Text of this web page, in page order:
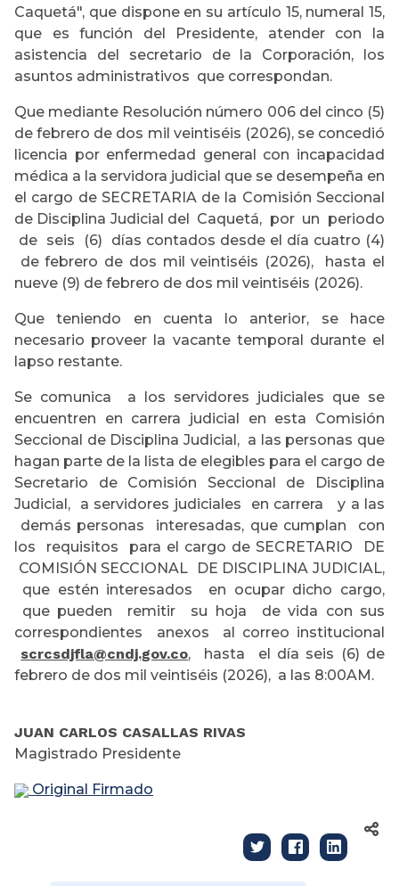
Caquetá", que dispone en su artículo 15, numeral 15,
que es función del Presidente, atender con la
asistencia del secretario de la Corporación, los
asuntos administrativos que correspondan.
Que mediante Resolución número 006 del cinco (5)
de febrero de dos mil veintiséis (2026), se concedió
licencia por enfermedad general con incapacidad
médica a la servidora judicial que se desempeña en
el cargo de SECRETARIA de la Comisión Seccional
de Disciplina Judicial del Caquetá, por un periodo
de seis (6) días contados desde el día cuatro (4)
de febrero de dos mil veintiséis (2026), hasta el
nueve (9) de febrero de dos mil veintiséis (2026).
Que teniendo en cuenta lo anterior, se hace
necesario proveer la vacante temporal durante el
lapso restante.
Se comunica a los servidores judiciales que se
encuentren en carrera judicial en esta Comisión
Seccional de Disciplina Judicial, a las personas que
hagan parte de la lista de elegibles para el cargo de
Secretario de Comisión Seccional de Disciplina
Judicial, a servidores judiciales en carrera y a las
demás personas interesadas, que cumplan con
los requisitos para el cargo de SECRETARIO DE
COMISIÓN SECCIONAL DE DISCIPLINA JUDICIAL,
que estén interesados en ocupar dicho cargo,
que pueden remitir su hoja de vida con sus
correspondientes anexos al correo institucional
scrcsdjfla@cndj.gov.co, hasta el día seis (6) de
febrero de dos mil veintiséis (2026), a las 8:00AM.
JUAN CARLOS CASALLAS RIVAS
Magistrado Presidente
Original Firmado